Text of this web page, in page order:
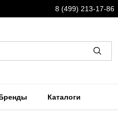
8 (499) 213-17-86
Каталоги